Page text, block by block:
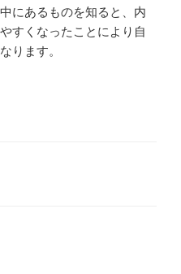
にあるものを知ると、内
すくなったことにより自
ります。